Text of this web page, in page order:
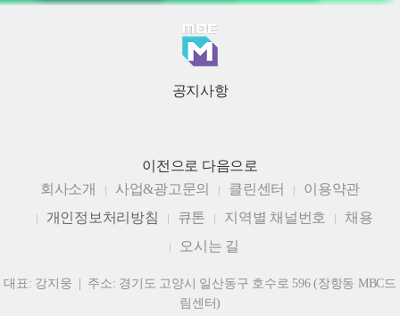
공지사항
이전으로 다음으로
회사소개
사업&광고문의 클린센터
이용약관
개인정보처리방침
큐톤 지역별 채널번호
채용
오시는 길
대표: 강지웅 | 주소: 경기도 고양시 일산동구 호수로 596 (장항동 MBC드
림센터)